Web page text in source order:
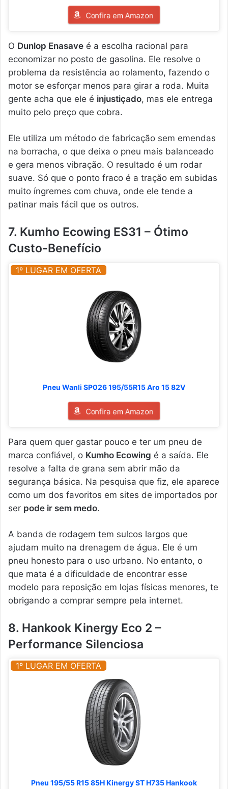
Confira em Amazon
O Dunlop Enasave é a escolha racional para
economizar no posto de gasolina. Ele resolve o
problema da resistência ao rolamento, fazendo o
motor se esforçar menos para girar a roda. Muita
gente acha que ele é injustiçado, mas ele entrega
muito pelo preço que cobra.
Ele utiliza um método de fabricação sem emendas
na borracha, o que deixa o pneu mais balanceado
e gera menos vibração. O resultado é um rodar
suave. Só que o ponto fraco é a tração em subidas
muito íngremes com chuva, onde ele tende a
patinar mais fácil que os outros.
7. Kumho Ecowing ES31 – Ótimo
Custo-Benefício
1º LUGAR EM OFERTA
Pneu Wanli SP026 195/55R15 Aro 15 82V
Confira em Amazon
Para quem quer gastar pouco e ter um pneu de
marca confiável, o Kumho Ecowing é a saída. Ele
resolve a falta de grana sem abrir mão da
segurança básica. Na pesquisa que fiz, ele aparece
como um dos favoritos em sites de importados por
ser pode ir sem medo.
A banda de rodagem tem sulcos largos que
ajudam muito na drenagem de água. Ele é um
pneu honesto para o uso urbano. No entanto, o
que mata é a dificuldade de encontrar esse
modelo para reposição em lojas físicas menores, te
obrigando a comprar sempre pela internet.
8. Hankook Kinergy Eco 2 –
Performance Silenciosa
1º LUGAR EM OFERTA
Pneu 195/55 R15 85H Kinergy ST H735 Hankook